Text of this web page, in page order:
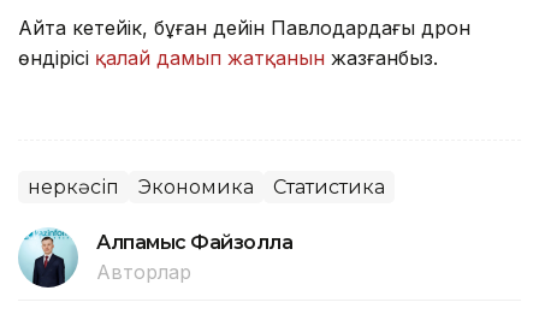
Айта кетейік, бұған дейін Павлодардағы дрон
өндірісі қалай дамып жатқанын жазғанбыз.
Өнеркәсіп Экономика Статистика
Алпамыс Файзолла
Авторлар